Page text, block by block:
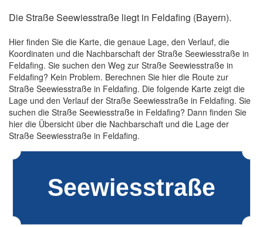
Die Straße Seewiesstraße liegt in Feldafing (Bayern).
Hier finden Sie die Karte, die genaue Lage, den Verlauf, die
Koordinaten und die Nachbarschaft der Straße Seewiesstraße in
Feldafing. Sie suchen den Weg zur Straße Seewiesstraße in
Feldafing? Kein Problem. Berechnen Sie hier die Route zur
Straße Seewiesstraße in Feldafing. Die folgende Karte zeigt die
Lage und den Verlauf der Straße Seewiesstraße in Feldafing. Sie
suchen die Straße Seewiesstraße in Feldafing? Dann finden Sie
hier die Übersicht über die Nachbarschaft und die Lage der
Straße Seewiesstraße in Feldafing.